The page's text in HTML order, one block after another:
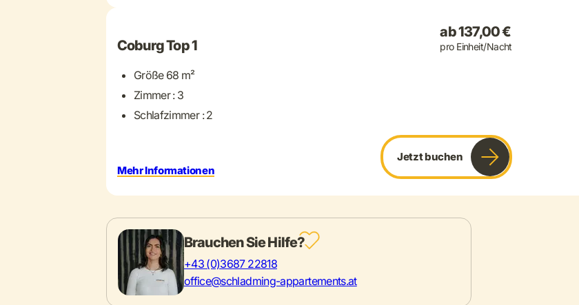
Coburg Top 1
Größe 68 m²
Zimmer : 3
Schlafzimmer : 2
ab 137,00 €
pro Einheit/Nacht
Mehr Informationen
Jetzt buchen
Brauchen Sie Hilfe?
+43 (0)3687 22818
office@schladming-appartements.at